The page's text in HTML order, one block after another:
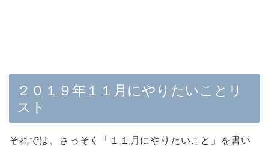
２０１９年１１月にやりたいことリ
スト
それでは、さっそく「１１月にやりたいこと」を書い